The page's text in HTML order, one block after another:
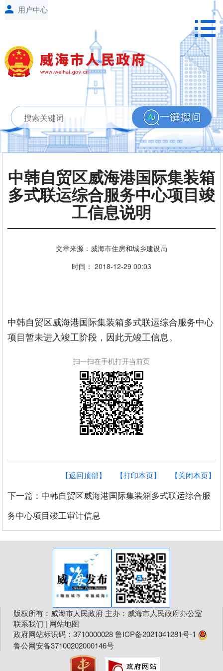
中韩自贸区威海港国际集装箱
多式联运综合服务中心项目竣
工信息说明
文章来源：威海市住房和城乡建设局
时间： 2018-12-29 00:03
中韩自贸区威海港国际集装箱多式联运综合服务中心
项目暂未进入竣工阶段，因此无竣工信息。
扫一扫在手机打开当前页
【关闭本页】
【打印本页】
【返回顶部】
下一篇：中韩自贸区威海港国际集装箱多式联运综合服
务中心项目竣工审计信息
版权所有：威海市人民政府 主办：威海市人民政府办公室
联系我们 | 网站地图
政府网站标识码：3710000028鲁ICP备2021041281号-1
鲁公网安备37100202000146号